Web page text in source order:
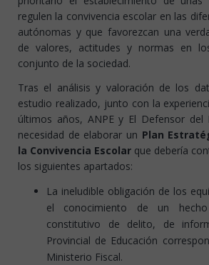
regulen la convivencia escolar en las
autónomas y que favorezcan una
de valores, actitudes y normas en
conjunto de la sociedad.
Tras el análisis y valoración de los
estudio realizado, junto con la
últimos años, ANPE y El Defensor del
necesidad de elaborar un Plan
la Convivencia Escolar que debería
los siguientes apartados:
La ineludible obligación de los
el conocimiento de un
constitutivo de delito, de
Provincial de Educación
Ministerio Fiscal.